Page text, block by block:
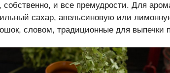
собственно, и все премудрости. Для
сахар, апельсиновую или
словом, традиционные для выпечки